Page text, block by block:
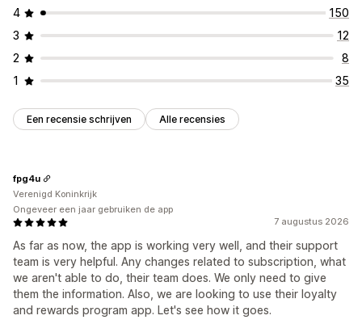
4
150
3
12
2
8
1
35
Een recensie schrijven Alle recensies
7 augustus 2026
As far as now, the app is working very well, and their support
team is very helpful. Any changes related to subscription, what
we aren't able to do, their team does. We only need to give
them the information. Also, we are looking to use their loyalty
and rewards program app. Let's see how it goes.
fpg4u
Verenigd Koninkrijk
Ongeveer een jaar gebruiken de app